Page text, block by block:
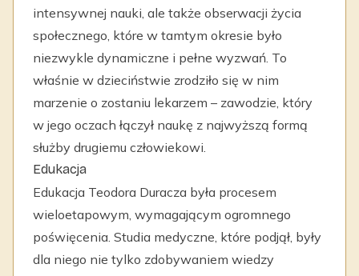
intensywnej nauki, ale także obserwacji życia
społecznego, które w tamtym okresie było
niezwykle dynamiczne i pełne wyzwań. To
właśnie w dzieciństwie zrodziło się w nim
marzenie o zostaniu lekarzem – zawodzie, który
w jego oczach łączył naukę z najwyższą formą
służby drugiemu człowiekowi.
Edukacja
Edukacja Teodora Duracza była procesem
wieloetapowym, wymagającym ogromnego
poświęcenia. Studia medyczne, które podjął, były
dla niego nie tylko zdobywaniem wiedzy